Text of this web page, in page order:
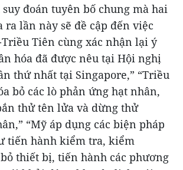
đoán tuyên bố chung mà hai
ra lần này sẽ đề cập đến việc
Tiên cùng xác nhận lại ý
hóa đã được nêu tại Hội nghị
thứ nhất tại Singapore,” “Triều
bỏ các lò phản ứng hạt nhân,
thử tên lửa và dừng thử
“Mỹ áp dụng các biện pháp
tiến hành kiểm tra, kiểm
thiết bị, tiến hành các phương